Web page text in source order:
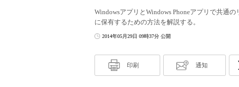
WindowsアプリとWindows Phoneアプリで共通
に保有するための方法を解説する。
2014年05月29日 09時37分 公開
印刷 通知